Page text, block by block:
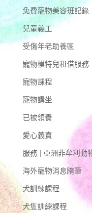
免費寵物美容班記錄
兒童義工
受傷年老助養區
寵物模特兒租借服務
寵物課程
寵物講坐
已被領養
愛心義賣
服務 | 亞洲非牟利動
海外寵物消息隋筆
犬訓練課程
犬隻訓練課程